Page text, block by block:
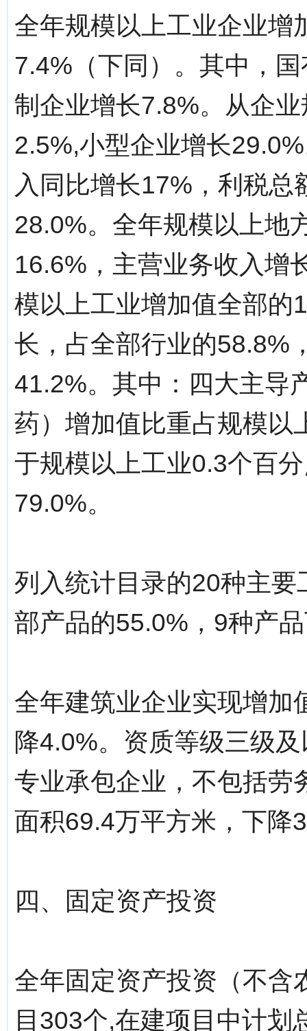
全年规模以上工业企业增
7.4%（下同）。其中，
制企业增长7.8%。从企
2.5%,小型企业增长
入同比增长17%，利税
28.0%。全年规模以上地
16.6%，主营业务收入增
模以上工业增加值全部的
长，占全部行业的58.8%
41.2%。其中：四大主导
药）增加值比重占规模以
于规模以上工业0.3个百
79.0%。
列入统计目录的20种主
部产品的55.0%，9种产
全年建筑业企业实现增加
降4.0%。资质等级三级
专业承包企业，不包括劳
面积69.4万平方米，下降
四、固定资产投资
全年固定资产投资（不含
目303个,在建项目中计